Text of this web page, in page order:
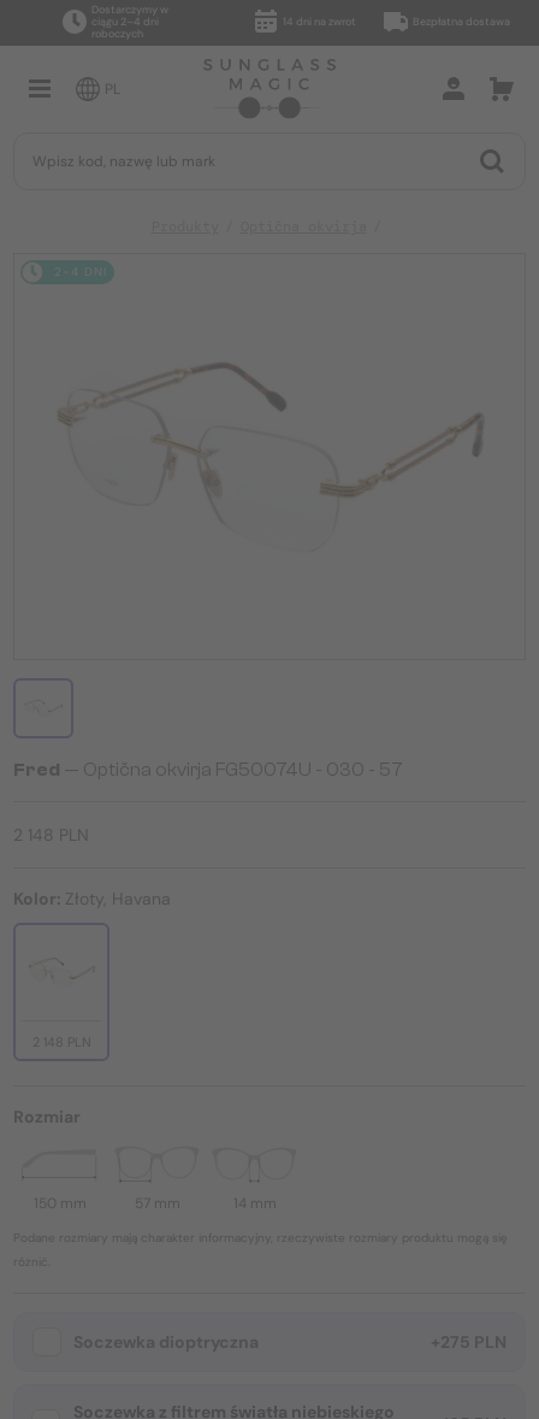
Dostarczymy w
ciągu 2–4 dni
roboczych
14 dni na zwrot Bezpłatna dostawa
PL
2-4 DNI
Fred — Optična okvirja FG50074U - 030 - 57
2 148 PLN
Kolor: Złoty, Havana
2 148 PLN
Rozmiar
150 mm 57 mm 14 mm
Podane rozmiary mają charakter informacyjny, rzeczywiste rozmiary produktu mogą się
różnić.
Soczewka dioptryczna +275 PLN
Soczewka z filtrem światła niebieskiego